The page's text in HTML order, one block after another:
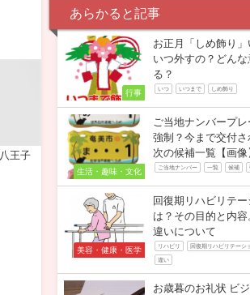
王子
あらかると記事
行事
お正月「しめ飾り」
いつ外すの？どんな
る？
いつ いつまで しめ飾り
生活・趣味・文化
ご当地ナンバープレ
強制？今まで交付さ
次の候補一覧【画像
ご当地ナンバー 一覧 候補
美容・健康・医学
回復期リハビリテー
は？その目的と内
違いについて
リハビリ 回復期リハビリテーシ
違い
お歳暮のお礼状 ビ